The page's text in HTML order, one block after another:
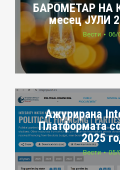
БАРОМЕТАР НА
месец ЈУЛИ
Вести 06/
Ажурирана
Платформата
2025
Вести 05/